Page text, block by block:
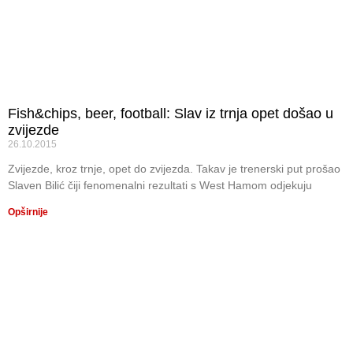
Fish&chips, beer, football: Slav iz trnja opet došao u
zvijezde
26.10.2015
Zvijezde, kroz trnje, opet do zvijezda. Takav je trenerski put prošao
Slaven Bilić čiji fenomenalni rezultati s West Hamom odjekuju
Opširnije